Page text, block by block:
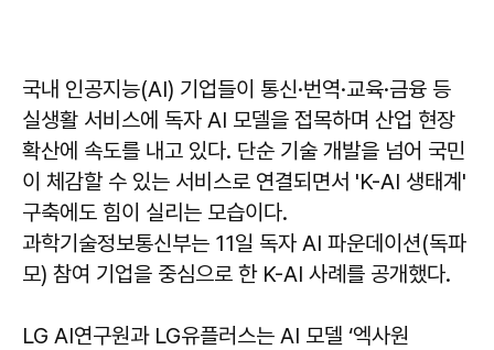
국내 인공지능(AI) 기업들이 통신·번역·교육·금융 등
실생활 서비스에 독자 AI 모델을 접목하며 산업 현장
확산에 속도를 내고 있다. 단순 기술 개발을 넘어 국민
이 체감할 수 있는 서비스로 연결되면서 'K-AI 생태계'
구축에도 힘이 실리는 모습이다.
과학기술정보통신부는 11일 독자 AI 파운데이션(독파
모) 참여 기업을 중심으로 한 K-AI 사례를 공개했다.
LG AI연구원과 LG유플러스는 AI 모델 ‘엑사원